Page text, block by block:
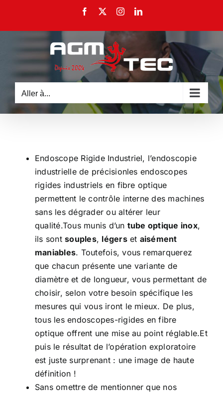
contenu
Facebook InstagramLinkedIn
Aller à...
Endoscope Rigide Industriel, l’endoscopie
industrielle de précisionles endoscopes
rigides industriels en fibre optique
permettent le contrôle interne des machines
sans les dégrader ou altérer leur
qualité.Tous munis d’un tube optique inox,
ils sontsouples, légerset aisément
maniables. Toutefois, vous remarquerez
que chacun présente une variante de
diamètre et de longueur, vous permettant de
choisir, selon votre besoin spécifique les
mesures qui vous iront le mieux. De plus,
tous les endoscopes-rigides en fibre
optique offrent une mise au point réglable.Et
puis le résultat de l’opération exploratoire
est juste surprenant : une image de haute
définition !
Sans omettre de mentionner que nos